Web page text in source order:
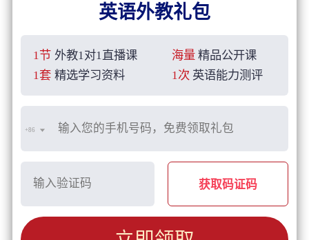
英语外教礼包
1节 外教1对1直播课 海量 精品公开课
1套 精选学习资料 1次 英语能力测评
+86
获取码证码